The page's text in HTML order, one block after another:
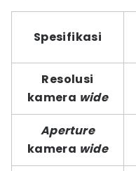
Spesifikasi
Resolusi
kamera wide
Aperture
kamera wide